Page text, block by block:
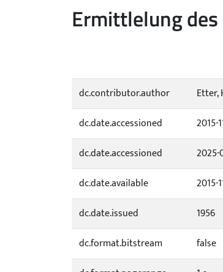
Ermittlelung des
dc.contributor.author Etter,
dc.date.accessioned
2015-
dc.date.accessioned
2025-
dc.date.available
2015-
dc.date.issued
1956
dc.format.bitstream
false